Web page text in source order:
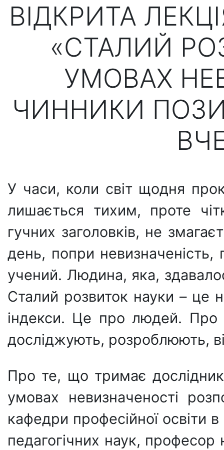
ВІДКРИТА
«СТАЛИЙ
УМОВАХ
ЧИННИКИ
У часи, коли світ щодня
лишається тихим, проте
гучних заголовків, не
день, попри невизначеність,
учений. Людина, яка,
Сталий розвиток науки –
індекси. Це про людей. Про
досліджують, розроблюють,
Про те, що тримає
умовах невизначеності
кафедри професійної освіти
педагогічних наук, професор